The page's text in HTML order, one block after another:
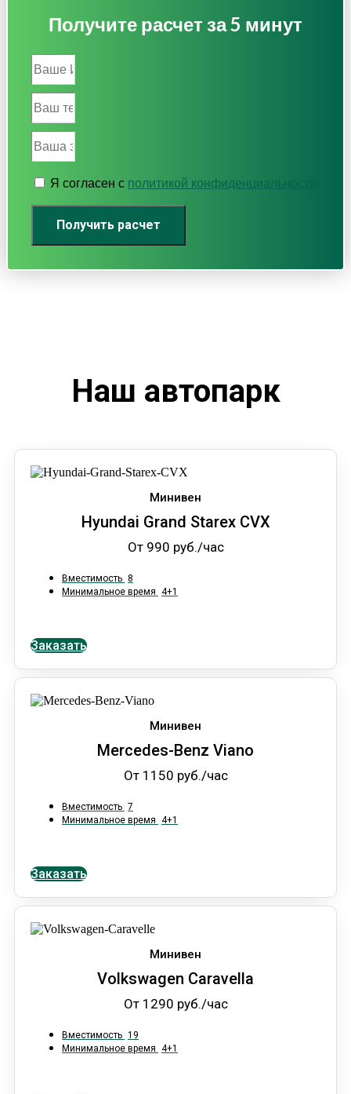
Получите расчет за 5 минут
Я согласен с политикой конфиденциальности
Получить расчет
Наш автопарк
Минивен
Hyundai Grand Starex CVX
От 990 руб./час
Вместимость 8
Минимальное время 4+1
Заказать
Минивен
Mercedes-Benz Viano
От 1150 руб./час
Вместимость 7
Минимальное время 4+1
Заказать
Минивен
Volkswagen Caravella
От 1290 руб./час
Вместимость 19
Минимальное время 4+1